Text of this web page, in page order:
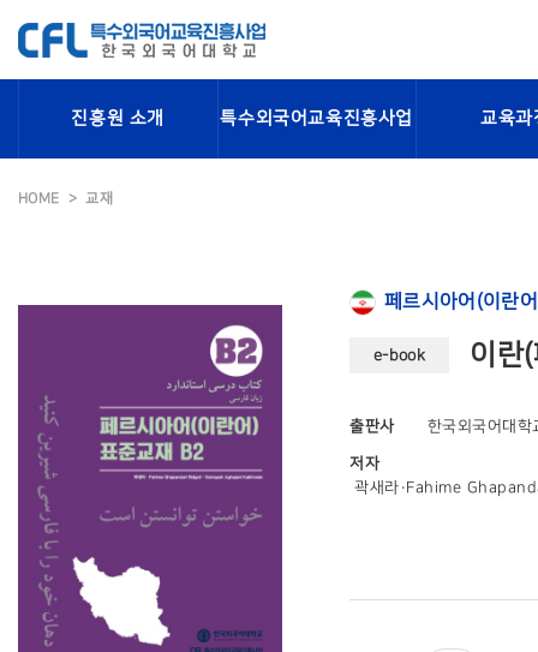
진흥원 소개 특수외국어교육진흥사업 교육과
HOME 교재
페르시아어(이란
e-book 이란
출판사 한국외국어대학
저자
곽새라·Fahime